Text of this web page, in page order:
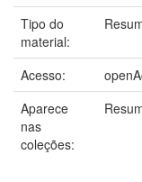
Tipo do
material:
Acesso:
Aparece
nas
coleções: